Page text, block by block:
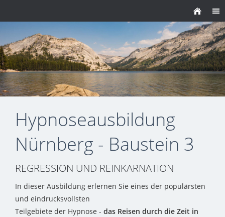
Hypnoseausbildung
Nürnberg - Baustein 3
REGRESSION UND REINKARNATION
In dieser Ausbildung erlernen Sie eines der populärsten
und eindrucksvollsten
Teilgebiete der Hypnose - das Reisen durch die Zeit in